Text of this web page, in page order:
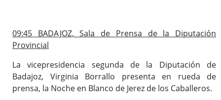
09:45 BADAJOZ, Sala de Prensa de la Diputación
Provincial
La vicepresidencia segunda de la Diputación de
Badajoz, Virginia Borrallo presenta en rueda de
prensa, la Noche en Blanco de Jerez de los Caballeros.